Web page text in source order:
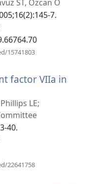
ST, Ozcan O
7.
15741803
タ
開
く）
factor VIIa in
LE;
40.
22641758